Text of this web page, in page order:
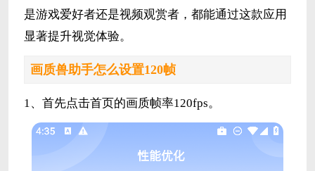
是游戏爱好者还是视频观赏者，都能通过这款应用
显著提升视觉体验。
画质兽助手怎么设置120帧
1、首先点击首页的画质帧率120fps。